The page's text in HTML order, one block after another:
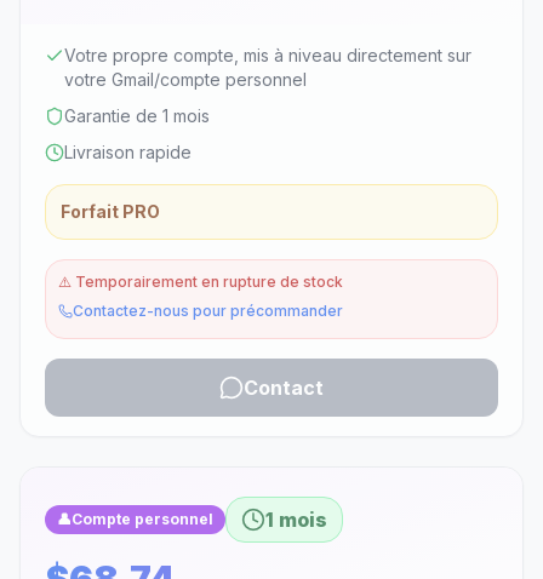
Votre propre compte, mis à niveau directement sur
votre Gmail/compte personnel
Garantie de 1 mois
Livraison rapide
Forfait PRO
⚠️ Temporairement en rupture de stock
Contactez-nous pour précommander
Contact
👤Compte personnel 1 mois